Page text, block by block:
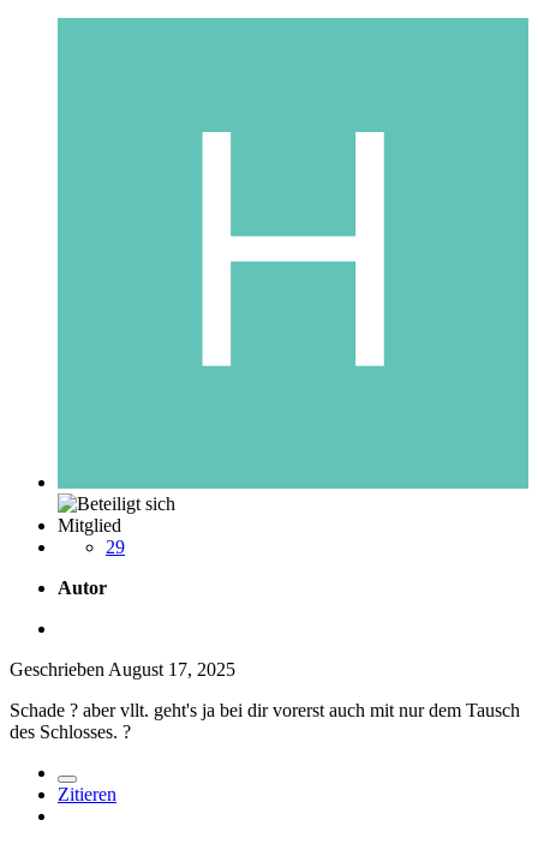
Mitglied
29
Autor
Geschrieben August 17, 2025
Schade ? aber vllt. geht's ja bei dir vorerst auch mit nur dem Tausch
des Schlosses. ?
Zitieren